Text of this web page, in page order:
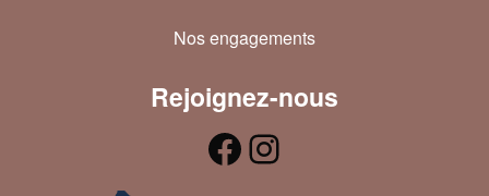
Nos engagements
Rejoignez-nous